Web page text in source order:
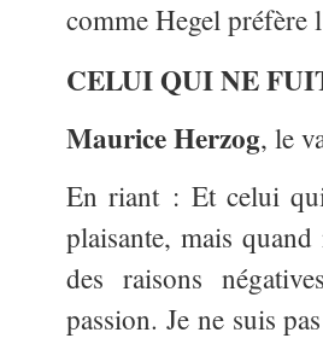
comme Hegel préfère
CELUI QUI NE
Maurice Herzog, le
En riant : Et celui
plaisante, mais
des raisons
passion. Je ne suis